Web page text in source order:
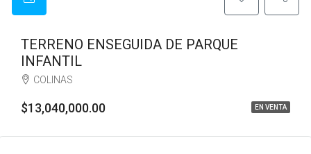
TERRENO ENSEGUIDA DE PARQUE
INFANTIL
COLINAS
$13,040,000.00 EN VENTA